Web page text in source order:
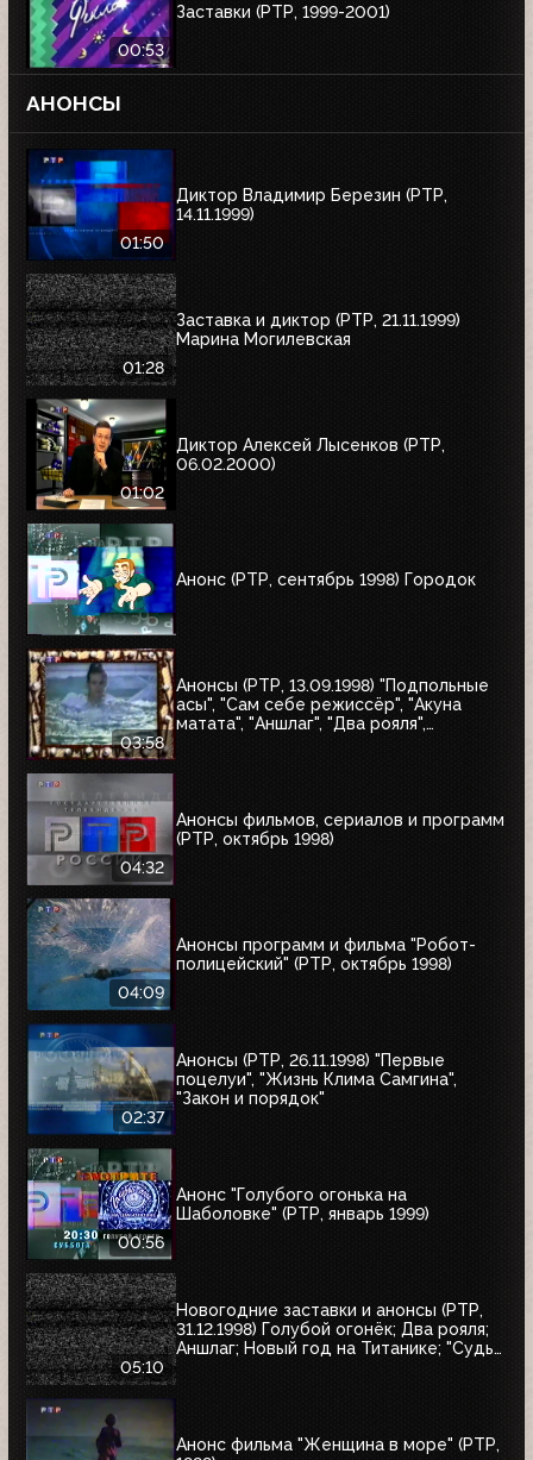
00:53
Заставки (РТР, 1999-2001)
АНОНСЫ
01:50
Диктор Владимир Березин (РТР,
14.11.1999)
01:28
Заставка и диктор (РТР, 21.11.1999)
Марина Могилевская
01:02
Диктор Алексей Лысенков (РТР,
06.02.2000)
Анонс (РТР, сентябрь 1998) Городок
03:58
Анонсы (РТР, 13.09.1998) "Подпольные
асы", "Сам себе режиссёр", "Акуна
матата", "Аншлаг", "Два рояля",
04:32
Анонсы фильмов, сериалов и программ
(РТР, октябрь 1998)
04:09
Анонсы программ и фильма "Робот-
полицейский" (РТР, октябрь 1998)
02:37
Анонсы (РТР, 26.11.1998) "Первые
поцелуи", "Жизнь Клима Самгина",
"Закон и порядок"
00:56
Анонс "Голубого огонька на
Шаболовке" (РТР, январь 1999)
05:10
Новогодние заставки и анонсы (РТР,
31.12.1998) Голубой огонёк; Два рояля;
Аншлаг; Новый год на Титанике; "Судья
Анонс фильма "Женщина в море" (РТР,